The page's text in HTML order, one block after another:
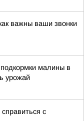
важны ваши звонки
малины в
урожай
с